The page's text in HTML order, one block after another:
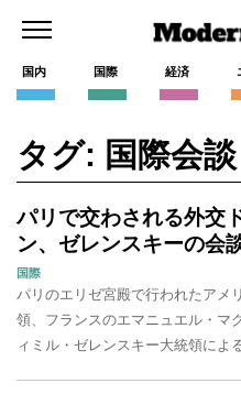
国内 国際 経済
タグ: 国際会談
パリで交わされる外交
ン、ゼレンスキーの会
国際
パリのエリゼ宮殿で行われたアメ
領、フランスのエマニュエル・マ
ィミル・ゼレンスキー大統領によ